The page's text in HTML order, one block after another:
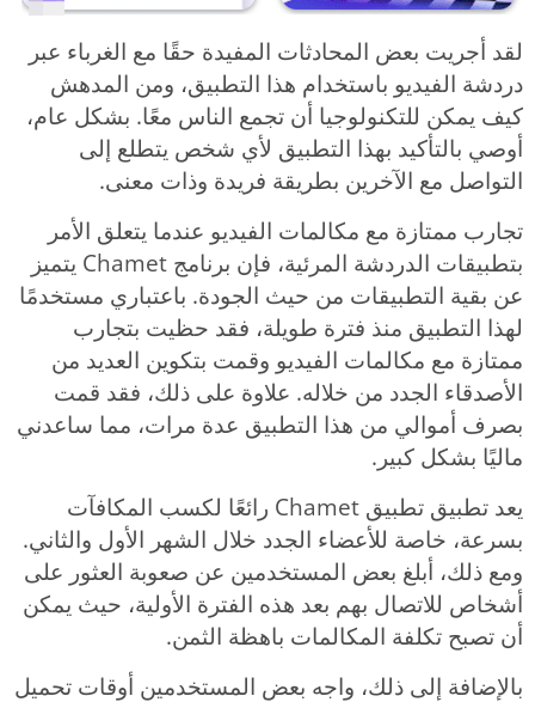
لقد أجريت بعض المحادثات المفيدة حقًا مع الغرباء عبر
دردشة الفيديو باستخدام هذا التطبيق، ومن المدهش
كيف يمكن للتكنولوجيا أن تجمع الناس معًا. بشكل عام،
أوصي بالتأكيد بهذا التطبيق لأي شخص يتطلع إلى
التواصل مع الآخرين بطريقة فريدة وذات معنى.
تجارب ممتازة مع مكالمات الفيديو عندما يتعلق الأمر
بتطبيقات الدردشة المرئية، فإن برنامج Chamet يتميز
عن بقية التطبيقات من حيث الجودة. باعتباري مستخدمًا
لهذا التطبيق منذ فترة طويلة، فقد حظيت بتجارب
ممتازة مع مكالمات الفيديو وقمت بتكوين العديد من
الأصدقاء الجدد من خلاله. علاوة على ذلك، فقد قمت
بصرف أموالي من هذا التطبيق عدة مرات، مما ساعدني
ماليًا بشكل كبير.
يعد تطبيق تطبيق Chamet رائعًا لكسب المكافآت
بسرعة، خاصة للأعضاء الجدد خلال الشهر الأول والثاني.
ومع ذلك، أبلغ بعض المستخدمين عن صعوبة العثور على
أشخاص للاتصال بهم بعد هذه الفترة الأولية، حيث يمكن
أن تصبح تكلفة المكالمات باهظة الثمن.
بالإضافة إلى ذلك، واجه بعض المستخدمين أوقات تحميل